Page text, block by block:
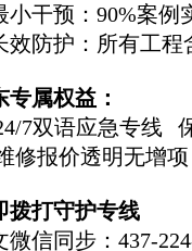
小干预：90%案例
效防护：所有工程
专属权益：
7双语应急专线
修报价透明无增
拨打守护专线
微信同步：437-